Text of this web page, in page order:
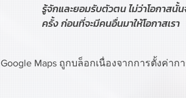
รู้จักและยอมรับตัวตน ไม่ว่าโอกาสนั้
ครั้ง ก่อนที่จะมีคนอื่นมาให้โอกาสเรา
Google Maps ถูกบล็อกเนื่องจากการตั้งค่า